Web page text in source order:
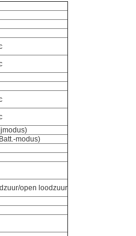
modus)
open loodzuur